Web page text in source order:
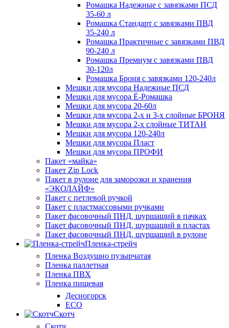
Ромашка Надежные с завязками ПСД
35-60 л
Ромашка Стандарт с завязками ПВД
35-240 л
Ромашка Практичные с завязками ПВД
90-240 л
Ромашка Премиум с завязками ПВД
30-120л
Ромашка Броня с завязками 120-240л
Мешки для мусора Надежные ПСД
Мешки для мусора Ё-Ромашка
Мешки для мусора 20-60л
Мешки для мусора 2-х и 3-х слойные БРОНЯ
Мешки для мусора 2-х слойные ТИТАН
Мешки для мусора 120-240л
Мешки для мусора Пласт
Мешки для мусора ПРОФИ
Пакет «майка»
Пакет Zip Lock
Пакет в рулоне для заморозки и хранения
«ЭКОЛАЙФ»
Пакет с петлевой ручкой
Пакет с пластмассовыми ручками
Пакет фасовочный ПНД, шуршащий в пачках
Пакет фасовочный ПНД, шуршащий в пластах
Пакет фасовочный ПНД, шуршащий в рулоне
Пленка-стрейч
Пленка Воздушно пузырчатая
Пленка паллетная
Пленка ПВХ
Пленка пищевая
Десногорск
ECO
Скотч
Скотч